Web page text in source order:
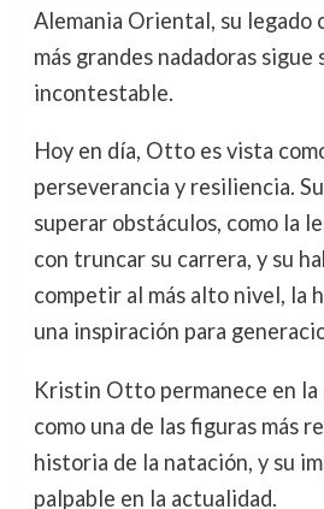
Alemania Oriental, su legado
más grandes nadadoras sigue
incontestable.
Hoy en día, Otto es vista
perseverancia y resiliencia.
superar obstáculos, como la
con truncar su carrera, y su
competir al más alto nivel, la
una inspiración para
Kristin Otto permanece en la
como una de las figuras más
historia de la natación, y su
palpable en la actualidad.